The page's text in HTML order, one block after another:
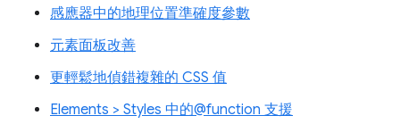
感應器中的地理位置準確度參數
元素面板改善
更輕鬆地偵錯複雜的 CSS 值
Elements > Styles 中的@function 支援